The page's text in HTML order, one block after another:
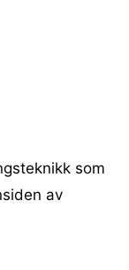
som
av